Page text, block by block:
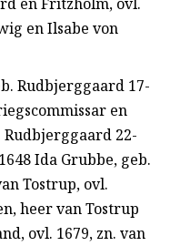
en Ilsabe von
Rudbjerggaard 17-
en
Rudbjerggaard 22-
Ida Grubbe, geb.
Tostrup, ovl.
heer van Tostrup
ovl. 1679, zn. van